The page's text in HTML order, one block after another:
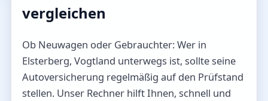
vergleichen
Ob Neuwagen oder Gebrauchter: Wer in
Elsterberg, Vogtland unterwegs ist, sollte seine
Autoversicherung regelmäßig auf den Prüfstand
stellen. Unser Rechner hilft Ihnen, schnell und